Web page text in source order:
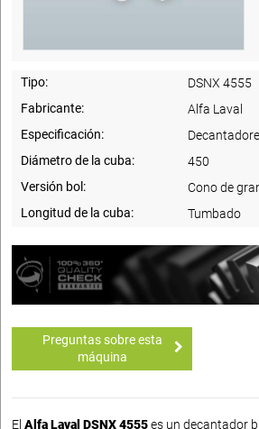
Tipo:
DSNX 4555
Fabricante:
Alfa Laval
Especificación:
Diámetro de la cuba:
450
Versión bol:
Cono de
Longitud de la cuba:
Tumbado
Preguntas sobre esta
máquina
El Alfa Laval DSNX 4555es un decantador